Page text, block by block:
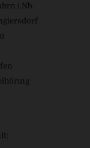
i.Nb.